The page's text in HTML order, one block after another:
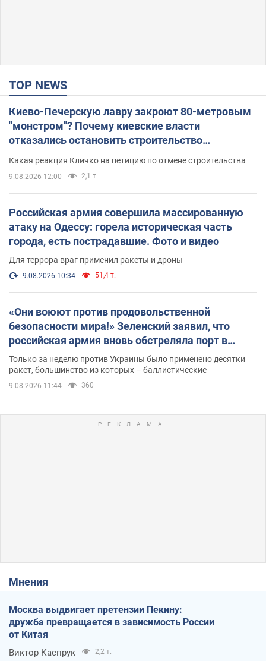
TOP NEWS
Киево-Печерскую лавру закроют 80-метровым
"монстром"? Почему киевские власти
отказались остановить строительство
Какая реакция Кличко на петицию по отмене строительства
9.08.2026 12:00 2,1 т.
Российская армия совершила массированную
атаку на Одессу: горела историческая часть
города, есть пострадавшие. Фото и видео
Для террора враг применил ракеты и дроны
9.08.2026 10:34 51,4 т.
«Они воюют против продовольственной
безопасности мира!» Зеленский заявил, что
российская армия вновь обстреляла порт в
Одессе
Только за неделю против Украины было применено десятки
ракет, большинство из которых – баллистические
9.08.2026 11:44 360
Мнения
Москва выдвигает претензии Пекину:
дружба превращается в зависимость России
от Китая
Виктор Каспрук 2,2 т.